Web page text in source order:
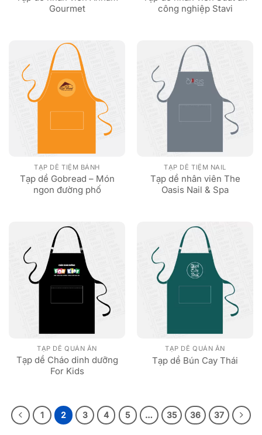
Gourmet
công nghiệp Stavi
TẠP DỀ TIỆM BÁNH
Tạp dề Gobread – Món
ngon đường phố
TẠP DỀ TIỆM NAIL
Tạp dề nhân viên The
Oasis Nail & Spa
TẠP DỀ QUÁN ĂN
Tạp dề Cháo dinh dưỡng
For Kids
TẠP DỀ QUÁN ĂN
Tạp dề Bún Cay Thái
1 2 3 4 5 … 35 36 37